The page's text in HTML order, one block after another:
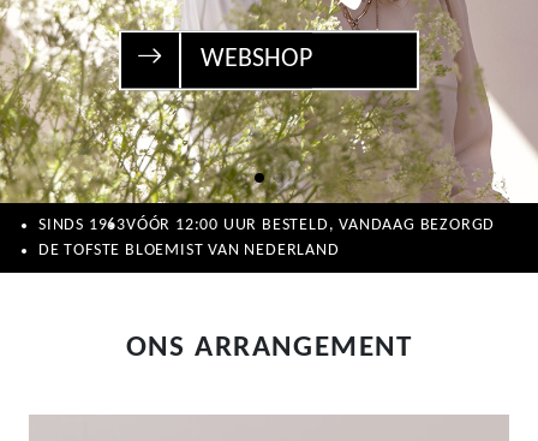
WEBSHOP
SINDS 1963VÓÓR 12:00 UUR BESTELD, VANDAAG BEZORGD
DE TOFSTE BLOEMIST VAN NEDERLAND
ONS ARRANGEMENT